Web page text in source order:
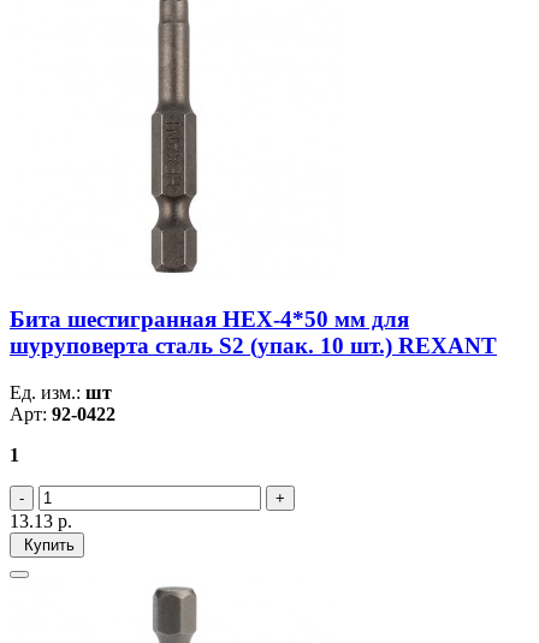
Бита шестигранная HEX-4*50 мм для
шуруповерта сталь S2 (упак. 10 шт.) REXANT
Ед. изм.: шт
Арт: 92-0422
1
13.13 р.
Купить